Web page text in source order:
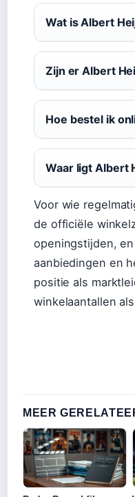
Wat is Albert
Zijn er Albert
Hoe bestel ik
Waar ligt Albert
Voor wie
de officiële
openingstijden,
aanbiedingen en
positie als
winkelaantallen
MEER